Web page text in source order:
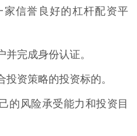
信誉良好的杠杆配资平
完成身份认证。
资策略的投资标的。
的风险承受能力和投资目